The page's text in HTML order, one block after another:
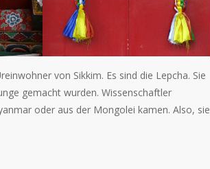
von Sikkim. Es sind die Lepcha. Sie
gemacht wurden. Wissenschaftler
oder aus der Mongolei kamen. Also, sie